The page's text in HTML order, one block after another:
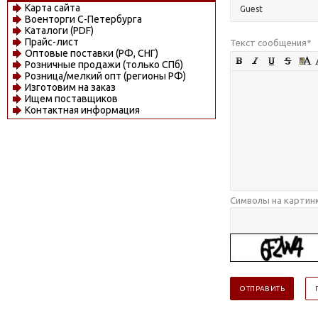
Карта сайта
Военторги С-Петербурга
Каталоги (PDF)
Прайс-лист
Оптовые поставки (РФ, СНГ)
Розничные продажи (только СПб)
Розница/мелкий опт (регионы РФ)
Изготовим на заказ
Ищем поставщиков
Контактная информация
Текст сообщения*
Символы на